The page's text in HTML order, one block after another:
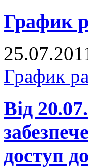
График
График
Від
доступ